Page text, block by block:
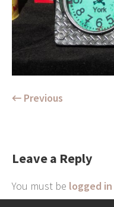
← Previous
Leave a Reply
You must be logged in